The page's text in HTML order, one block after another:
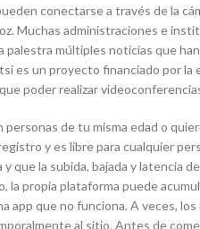
conectarse a través de la
Muchas administraciones e
palestra múltiples noticias que
es un proyecto financiado por la
poder realizar
de tu misma edad o
y es libre para cualquier
que la subida, bajada y latencia
la propia plataforma puede
app que no funciona. A veces,
al sitio. Antes de⁤